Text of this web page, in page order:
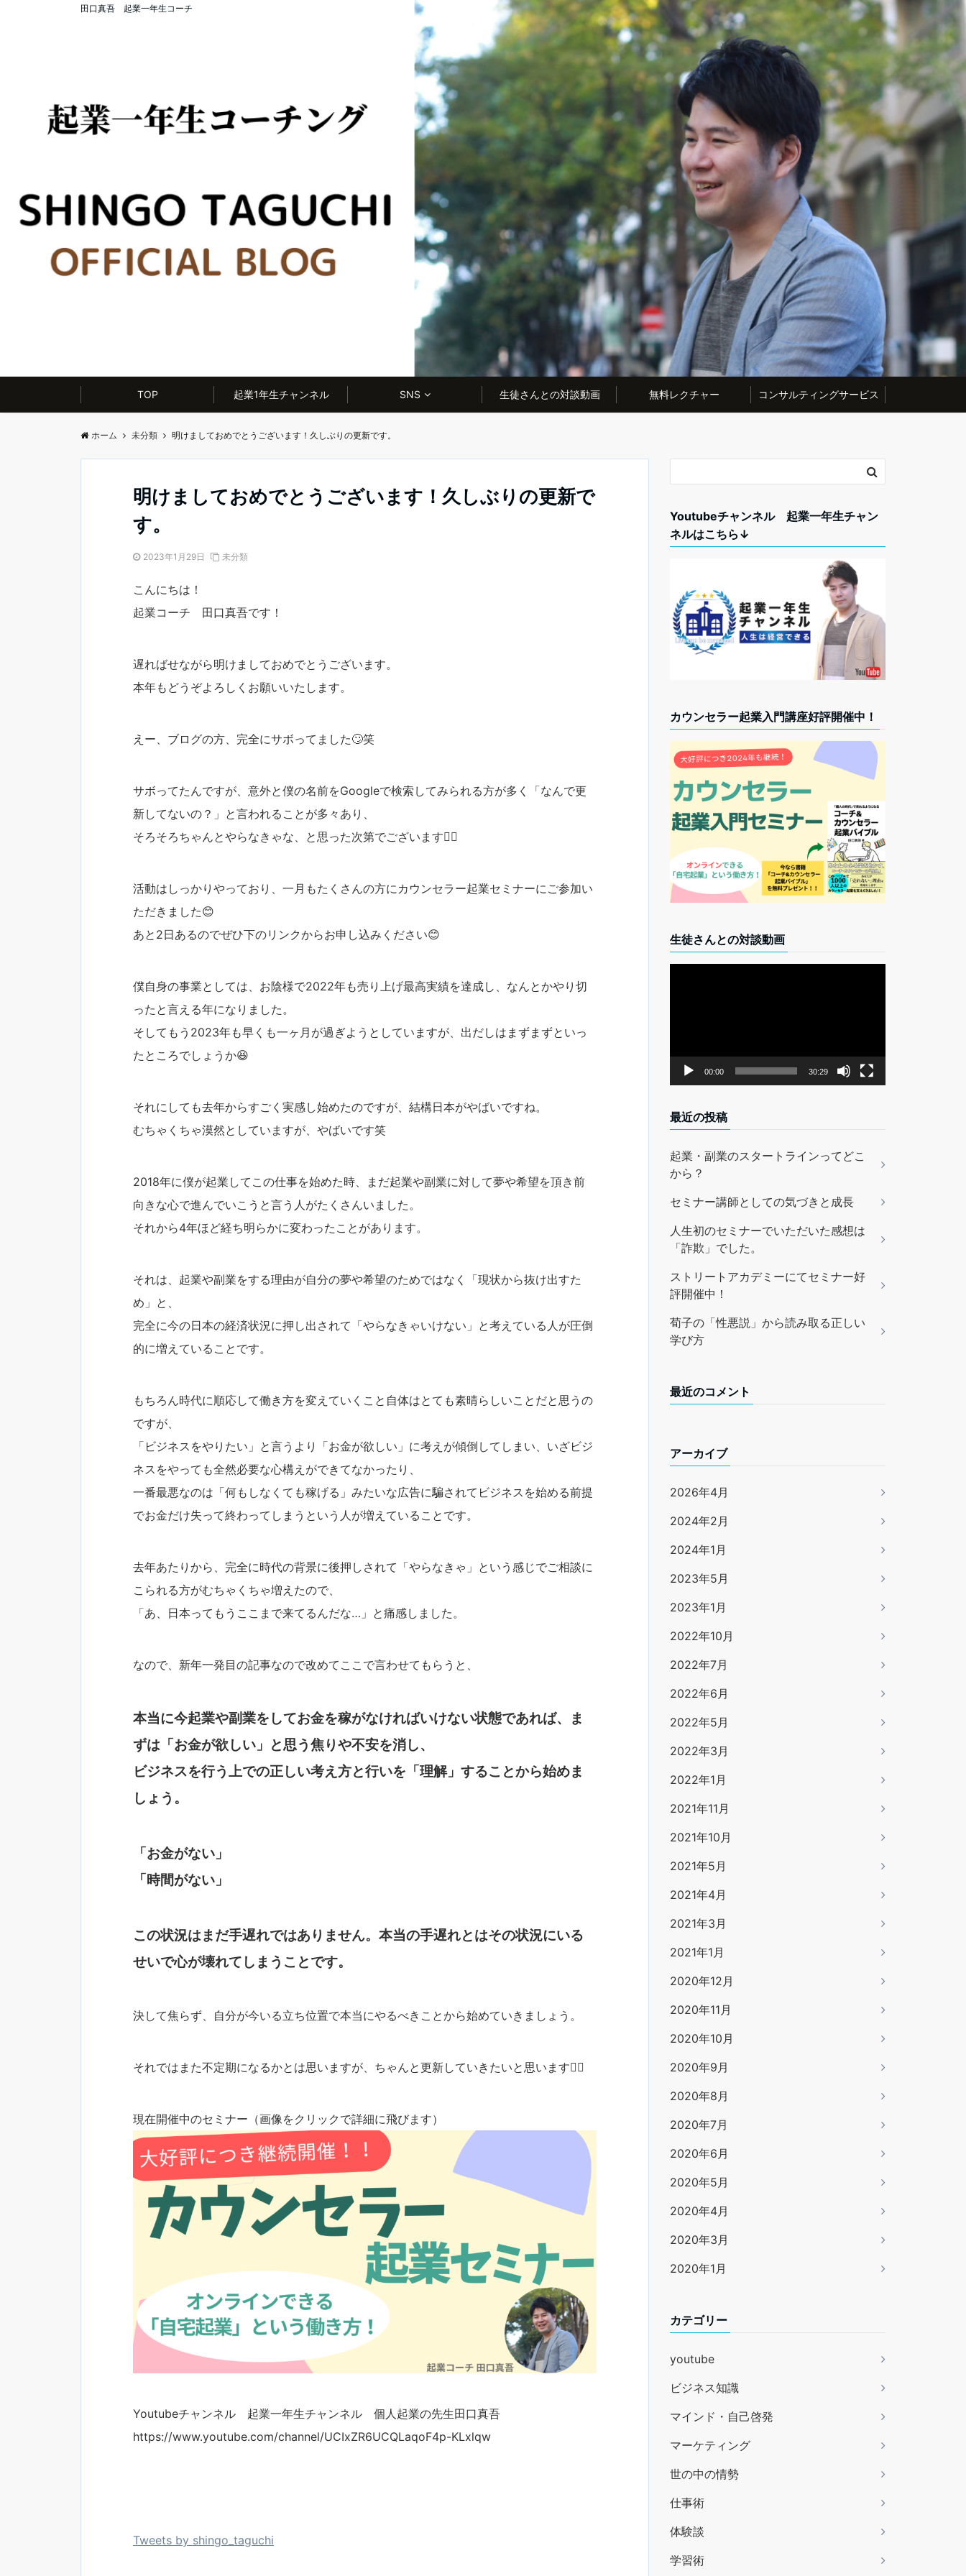
田口真吾 起業一年生コーチ
TOP 起業1年生チャンネル SNS 生徒さんとの対談動画 無料レクチャー コンサルティングサービス
ホーム 未分類 明けましておめでとうございます！久しぶりの更新です。
明けましておめでとうございます！久しぶりの更新で
す。
2023年1月29日 未分類
こんにちは！
起業コーチ 田口真吾です！
遅ればせながら明けましておめでとうございます。
本年もどうぞよろしくお願いいたします。
えー、ブログの方、完全にサボってました🙄笑
サボってたんですが、意外と僕の名前をGoogleで検索してみられる方が多く「なんで更
新してないの？」と言われることが多々あり、
そろそろちゃんとやらなきゃな、と思った次第でございます🙇‍♂️
活動はしっかりやっており、一月もたくさんの方にカウンセラー起業セミナーにご参加い
ただきました😊
あと2日あるのでぜひ下のリンクからお申し込みください😊
僕自身の事業としては、お陰様で2022年も売り上げ最高実績を達成し、なんとかやり切
ったと言える年になりました。
そしてもう2023年も早くも一ヶ月が過ぎようとしていますが、出だしはまずまずといっ
たところでしょうか😆
それにしても去年からすごく実感し始めたのですが、結構日本がやばいですね。
むちゃくちゃ漠然としていますが、やばいです笑
2018年に僕が起業してこの仕事を始めた時、まだ起業や副業に対して夢や希望を頂き前
向きな心で進んでいこうと言う人がたくさんいました。
それから4年ほど経ち明らかに変わったことがあります。
それは、起業や副業をする理由が自分の夢や希望のためではなく「現状から抜け出すた
め」と、
完全に今の日本の経済状況に押し出されて「やらなきゃいけない」と考えている人が圧倒
的に増えていることです。
もちろん時代に順応して働き方を変えていくこと自体はとても素晴らしいことだと思うの
ですが、
「ビジネスをやりたい」と言うより「お金が欲しい」に考えが傾倒してしまい、いざビジ
ネスをやっても全然必要な心構えができてなかったり、
一番最悪なのは「何もしなくても稼げる」みたいな広告に騙されてビジネスを始める前提
でお金だけ失って終わってしまうという人が増えていることです。
去年あたりから、完全に時代の背景に後押しされて「やらなきゃ」という感じでご相談に
こられる方がむちゃくちゃ増えたので、
「あ、日本ってもうここまで来てるんだな…」と痛感しました。
なので、新年一発目の記事なので改めてここで言わせてもらうと、
本当に今起業や副業をしてお金を稼がなければいけない状態であれば、ま
ずは「お金が欲しい」と思う焦りや不安を消し、
ビジネスを行う上での正しい考え方と行いを「理解」することから始めま
しょう。
「お金がない」
「時間がない」
この状況はまだ手遅れではありません。本当の手遅れとはその状況にいる
せいで心が壊れてしまうことです。
決して焦らず、自分が今いる立ち位置で本当にやるべきことから始めていきましょう。
それではまた不定期になるかとは思いますが、ちゃんと更新していきたいと思います🙇‍♂️
現在開催中のセミナー（画像をクリックで詳細に飛びます）
Youtubeチャンネル 起業一年生チャンネル 個人起業の先生田口真吾
https://www.youtube.com/channel/UCIxZR6UCQLaqoF4p-KLxlqw
Tweets by shingo_taguchi
Youtubeチャンネル 起業一年生チャン
ネルはこちら↓
カウンセラー起業入門講座好評開催中！
生徒さんとの対談動画
ヤ
00:00 30:29
最近の投稿
起業・副業のスタートラインってどこ
から？
セミナー講師としての気づきと成長
人生初のセミナーでいただいた感想は
「詐欺」でした。
ストリートアカデミーにてセミナー好
評開催中！
荀子の「性悪説」から読み取る正しい
学び方
最近のコメント
アーカイブ
2026年4月
2024年2月
2024年1月
2023年5月
2023年1月
2022年10月
2022年7月
2022年6月
2022年5月
2022年3月
2022年1月
2021年11月
2021年10月
2021年5月
2021年4月
2021年3月
2021年1月
2020年12月
2020年11月
2020年10月
2020年9月
2020年8月
2020年7月
2020年6月
2020年5月
2020年4月
2020年3月
2020年1月
カテゴリー
youtube
ビジネス知識
マインド・自己啓発
マーケティング
世の中の情勢
仕事術
体験談
学習術